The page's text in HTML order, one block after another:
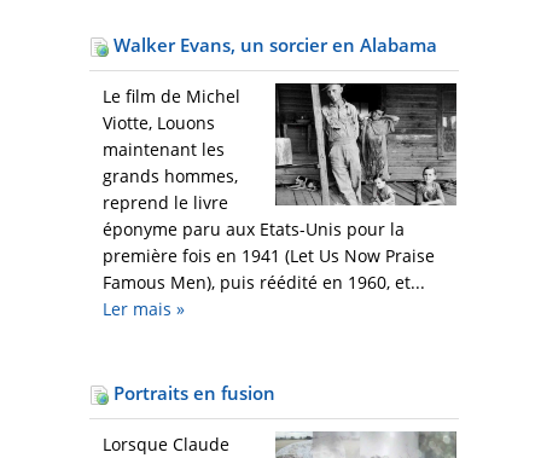
Walker Evans, un sorcier en Alabama
Le film de Michel
Viotte, Louons
maintenant les
grands hommes,
reprend le livre
éponyme paru aux Etats-Unis pour la
première fois en 1941 (Let Us Now Praise
Famous Men), puis réédité en 1960, et...
Ler mais »
Portraits en fusion
Lorsque Claude